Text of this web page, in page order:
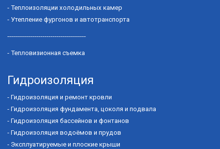
- Теплоизоляции холодильных камер
- Утепление фургонов и автотранспорта
----------------------------------------
- Тепловизионная съемка
Гидроизоляция
- Гидроизоляция и ремонт кровли
- Гидроизоляция фундамента, цоколя и подвала
- Гидроизоляция бассейнов и фонтанов
- Гидроизоляция водоёмов и прудов
- Эксплуатируемые и плоские крыши